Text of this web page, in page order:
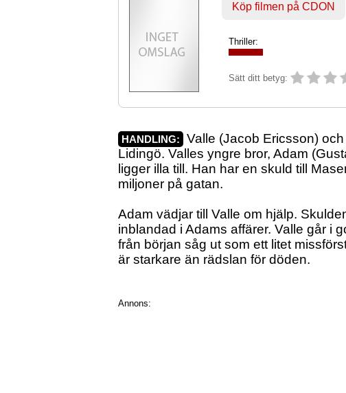
Köp filmen på CDON
Thriller:
Sätt ditt betyg:
HANDLING:
Valle (Jacob Ericsson)
Lidingö. Valles yngre bror, Adam
ligger illa till. Han har en skuld till
miljoner på gatan.
Adam vädjar till Valle om hjälp.
inblandad i Adams affärer. Valle går i
från början såg ut som ett litet
är starkare än rädslan för döden.
Annons: